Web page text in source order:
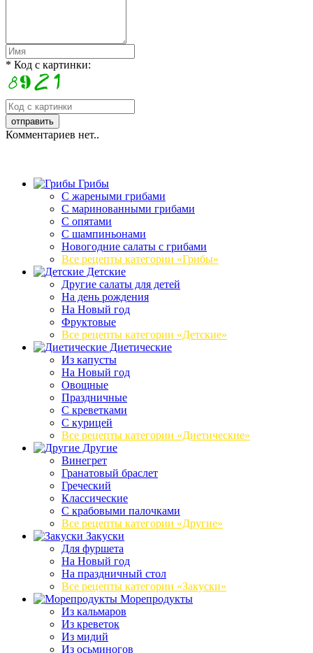
* Код с картинки:
Комментариев нет..
Грибы
C жареными грибами
C маринованными грибами
C опятами
C шампиньонами
Новогодние салаты с грибами
Все рецепты категории «Грибы»
Детские
Другие салаты для детей
На день рождения
На Новый год
Фруктовые
Все рецепты категории «Детские»
Диетические
Из капусты
На Новый год
Овощные
Праздничные
С креветками
С курицей
Все рецепты категории «Диетические»
Другие
Винегрет
Гранатовый браслет
Греческий
Классические
С крабовыми палочками
Все рецепты категории «Другие»
Закуски
Для фуршета
На Новый год
На праздничный стол
Все рецепты категории «Закуски»
Морепродукты
Из кальмаров
Из креветок
Из мидий
Из осьминогов